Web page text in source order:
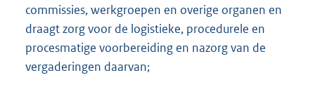
commissies, werkgroepen en overige organen en
draagt zorg voor de logistieke, procedurele en
procesmatige voorbereiding en nazorg van de
vergaderingen daarvan;